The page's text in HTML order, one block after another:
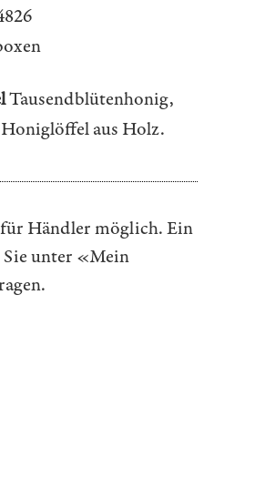
Tausendblütenhonig,
aus Holz.
Händler möglich. Ein
unter «Mein